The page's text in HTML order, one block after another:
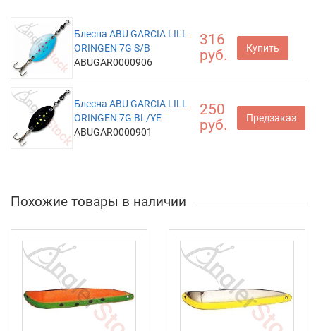
Блесна ABU GARCIA LILL
ORINGEN 7G S/B
ABUGAR0000906
316
руб.
Купить
Блесна ABU GARCIA LILL
ORINGEN 7G BL/YE
ABUGAR0000901
250
руб.
Предзаказ
Похожие товары в наличии